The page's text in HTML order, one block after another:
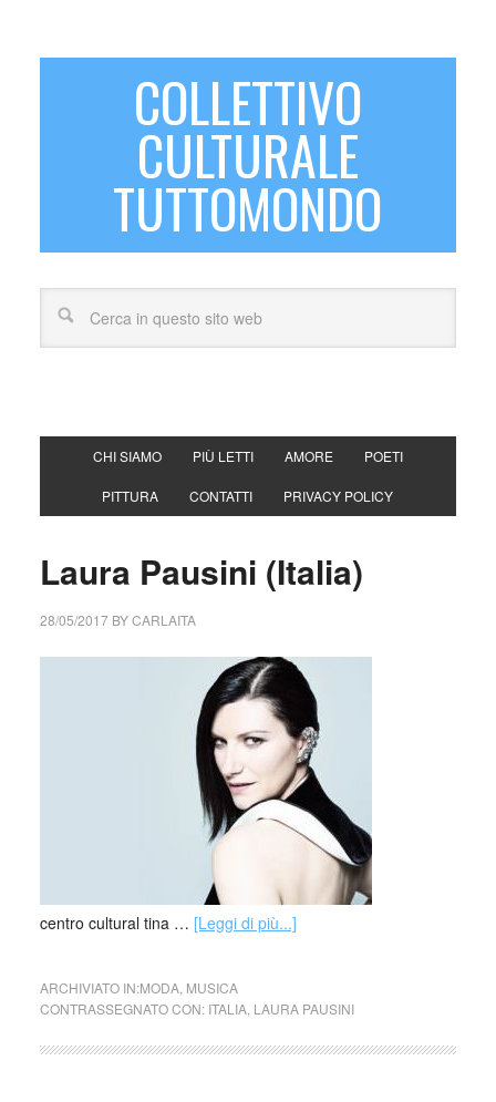
COLLETTIVO
CULTURALE
TUTTOMONDO
CHI SIAMO PIÙ LETTI AMORE POETI
PITTURA CONTATTI PRIVACY POLICY
Laura Pausini (Italia)
28/05/2017BYCARLAITA
centro cultural tina … [Leggi di più...]
ARCHIVIATO IN:MODA, MUSICA
CONTRASSEGNATO CON: ITALIA, LAURA PAUSINI